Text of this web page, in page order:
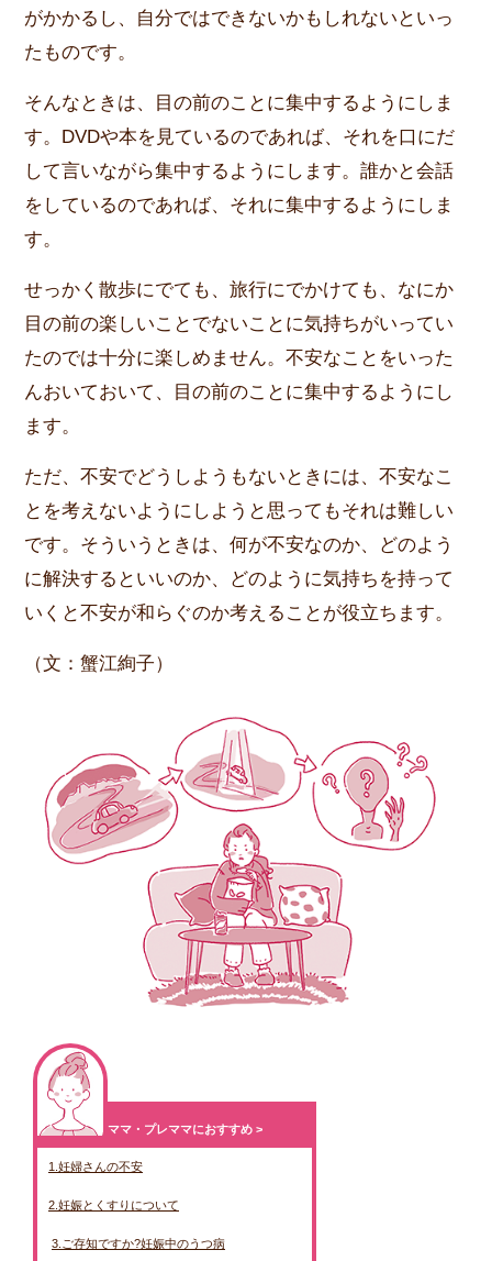
がかかるし、自分ではできないかもしれないといっ
たものです。
そんなときは、目の前のことに集中するようにしま
す。DVDや本を見ているのであれば、それを口にだ
して言いながら集中するようにします。誰かと会話
をしているのであれば、それに集中するようにしま
す。
せっかく散歩にでても、旅行にでかけても、なにか
目の前の楽しいことでないことに気持ちがいってい
たのでは十分に楽しめません。不安なことをいった
んおいておいて、目の前のことに集中するようにし
ます。
ただ、不安でどうしようもないときには、不安なこ
とを考えないようにしようと思ってもそれは難しい
です。そういうときは、何が不安なのか、どのよう
に解決するといいのか、どのように気持ちを持って
いくと不安が和らぐのか考えることが役立ちます。
（文：蟹江絢子）
ママ・プレママにおすすめ >
1.妊婦さんの不安
2.妊娠とくすりについて
3.ご存知ですか?妊娠中のうつ病